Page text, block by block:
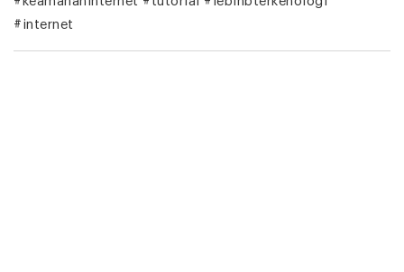
#internet